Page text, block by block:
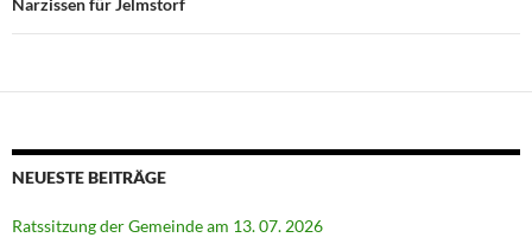
NEUESTE BEITRÄGE
Ratssitzung der Gemeinde am 13. 07. 2026